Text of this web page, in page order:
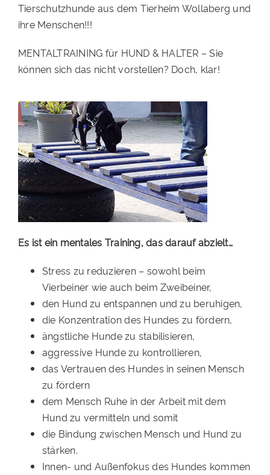
Tierschutzhunde aus dem Tierheim Wollaberg und
ihre Menschen!!!
MENTALTRAINING für HUND & HALTER – Sie
können sich das nicht vorstellen? Doch, klar!
Es ist ein mentales Training, das darauf abzielt…
Stress zu reduzieren – sowohl beim
Vierbeiner wie auch beim Zweibeiner,
den Hund zu entspannen und zu beruhigen,
die Konzentration des Hundes zu fördern,
ängstliche Hunde zu stabilisieren,
aggressive Hunde zu kontrollieren,
das Vertrauen des Hundes in seinen Mensch
zu fördern
dem Mensch Ruhe in der Arbeit mit dem
Hund zu vermitteln und somit
die Bindung zwischen Mensch und Hund zu
stärken.
Innen- und Außenfokus des Hundes kommen